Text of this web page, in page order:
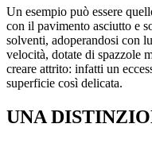
Un esempio può essere
con il pavimento asciutto e
solventi, adoperandosi con
velocità, dotate di spazzole
creare attrito: infatti un
superficie così delicata.
UNA